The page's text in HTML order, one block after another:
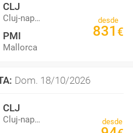
CLJ
Cluj-napoca
PMI
Mallorca
desde
831 €
: Dom. 18/10/2026
CLJ
Cluj-napoca desde